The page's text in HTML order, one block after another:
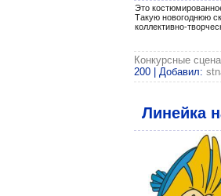
Это
Такую новогоднюю
коллективно-
Конкурсные
200 | Добавил:
Линейка